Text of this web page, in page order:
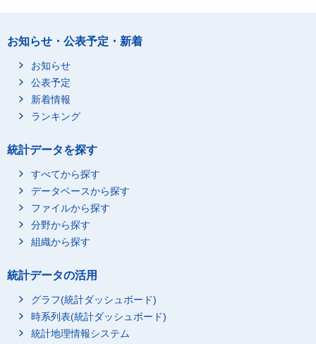
お知らせ・公表予定・新着
お知らせ
公表予定
新着情報
ランキング
統計データを探す
すべてから探す
データベースから探す
ファイルから探す
分野から探す
組織から探す
統計データの活用
グラフ(統計ダッシュボード)
時系列表(統計ダッシュボード)
統計地理情報システム